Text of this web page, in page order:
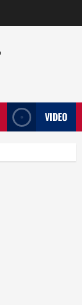
VIDEO